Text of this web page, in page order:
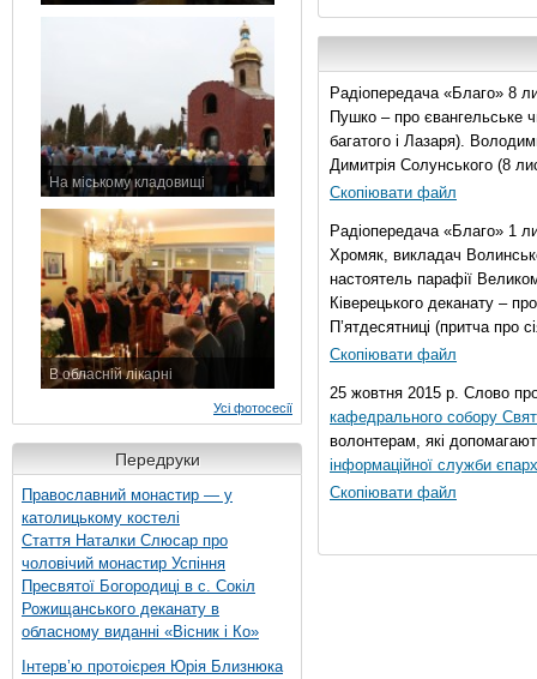
На міському кладовищі
В обласній лікарні
Усі фотосесії
Передруки
Православний монастир — у
католицькому костелі
Стаття Наталки Слюсар про
чоловічий монастир Успіння
Пресвятої Богородиці в с. Сокіл
Рожищанського деканату в
обласному виданні «Вісник і Ко»
Інтерв’ю протоієрея Юрія Близнюка
Радіопередача «Благо» 8
Пушко – про євангельське
багатого і Лазаря).
Димитрія Солунського (8
Скопіювати файл
Радіопередача «Благо» 1
Хромяк, викладач
настоятель парафії
Ківерецького деканату –
П’ятдесятниці (притча про
Скопіювати файл
25 жовтня 2015 р. Слово
кафедрального собору
волонтерам, які
інформаційної служби
Скопіювати файл